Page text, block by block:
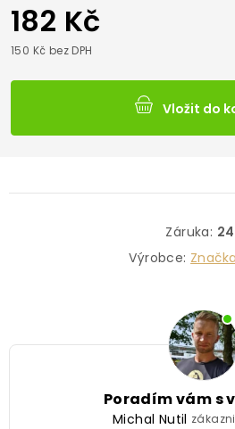
182 Kč
150 Kč bez DPH
Vložit do
Záruka: 24
Výrobce:
Poradím vám s
Michal Nutil